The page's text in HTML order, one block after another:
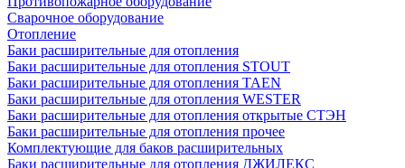
Сварочное оборудование
Отопление
Баки расширительные для отопления
Баки расширительные для отопления STOUT
Баки расширительные для отопления TAEN
Баки расширительные для отопления WESTER
Баки расширительные для отопления открытые СТЭН
Баки расширительные для отопления прочее
Комплектующие для баков расширительных
Баки расширительные для отопления ДЖИЛЕКС